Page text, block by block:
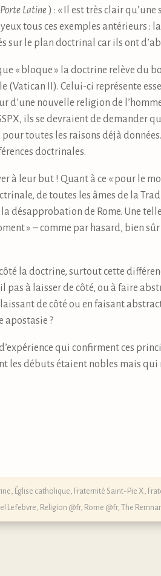
Latine) : « Il est très clair
tous ces exemples antérieurs
sur le plan doctrinal car ils ont
« bloque » la doctrine relève du
(Vatican II). Celui-ci représente
d’une nouvelle religion de
ils se devraient de demander
pour toutes les raisons déjà
doctrinales.
à leur but ! Quant à ce « pour le
de toutes les âmes de la
désapprobation de Rome. Une
» – comme par hasard, bien
la doctrine, surtout cette
pas à laisser de côté, ou à faire
de côté ou en faisant
apostasie ?
qui confirment ces
les débuts étaient nobles mais
Église catholique Fraternité Saint-Pie X
Lefebvre Religion @fr, Rome @fr, The